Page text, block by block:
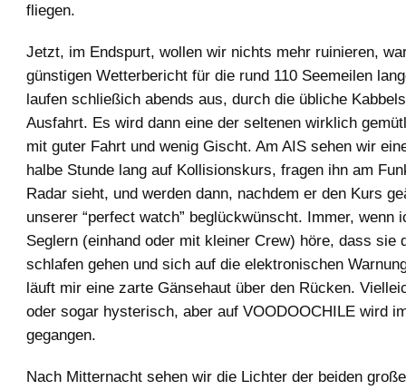
fliegen.
Jetzt, im Endspurt, wollen wir nichts mehr ruinieren,
günstigen Wetterbericht für die rund 110 Seemeilen
laufen schließich abends aus, durch die übliche
Ausfahrt. Es wird dann eine der seltenen wirklich
mit guter Fahrt und wenig Gischt. Am AIS sehen wir
halbe Stunde lang auf Kollisionskurs, fragen ihn am
Radar sieht, und werden dann, nachdem er den Kurs
unserer “perfect watch” beglückwünscht. Immer, wenn
Seglern (einhand oder mit kleiner Crew) höre, dass sie
schlafen gehen und sich auf die elektronischen
läuft mir eine zarte Gänsehaut über den Rücken.
oder sogar hysterisch, aber auf VOODOOCHILE wird
gegangen.
Nach Mitternacht sehen wir die Lichter der beiden